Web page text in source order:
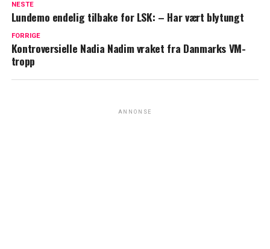
NESTE
Lundemo endelig tilbake for LSK: – Har vært blytungt
FORRIGE
Kontroversielle Nadia Nadim vraket fra Danmarks VM-
tropp
ANNONSE